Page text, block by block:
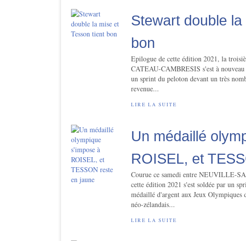
Stewart double
bon
Epilogue de cette édition 2021, la
CATEAU-CAMBRESIS s'est à
un sprint du peloton devant un très
revenue...
LIRE LA SUITE
Un médaillé
ROISEL, et
Courue ce samedi entre NEUVILLE-
cette édition 2021 s'est soldée par un
médaillé d'argent aux Jeux
néo-zélandais...
LIRE LA SUITE